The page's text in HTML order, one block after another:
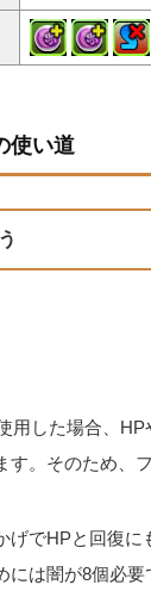
使い道
用した場合、
す。そのため、
でHPと回復に
には闇が8個必